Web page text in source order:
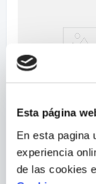
Esta página
En esta pagina
experiencia
de las cookies
JAIME
CORAZON DE